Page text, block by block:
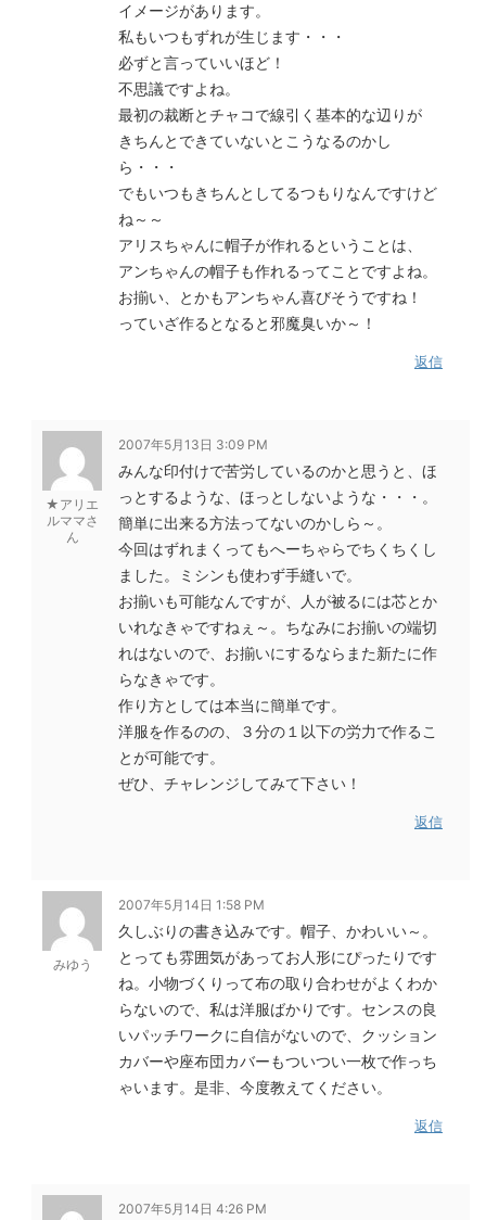
イメージがあります。
私もいつもずれが生じます・・・
必ずと言っていいほど！
不思議ですよね。
最初の裁断とチャコで線引く基本的な辺りが
きちんとできていないとこうなるのかし
ら・・・
でもいつもきちんとしてるつもりなんですけど
ね～～
アリスちゃんに帽子が作れるということは、
アンちゃんの帽子も作れるってことですよね。
お揃い、とかもアンちゃん喜びそうですね！
っていざ作るとなると邪魔臭いか～！
返信
★アリエ
ルママさ
ん
2007年5月13日 3:09 PM
みんな印付けで苦労しているのかと思うと、ほ
っとするような、ほっとしないような・・・。
簡単に出来る方法ってないのかしら～。
今回はずれまくってもへーちゃらでちくちくし
ました。ミシンも使わず手縫いで。
お揃いも可能なんですが、人が被るには芯とか
いれなきゃですねぇ～。ちなみにお揃いの端切
れはないので、お揃いにするならまた新たに作
らなきゃです。
作り方としては本当に簡単です。
洋服を作るのの、３分の１以下の労力で作るこ
とが可能です。
ぜひ、チャレンジしてみて下さい！
返信
みゆう
2007年5月14日 1:58 PM
久しぶりの書き込みです。帽子、かわいい～。
とっても雰囲気があってお人形にぴったりです
ね。小物づくりって布の取り合わせがよくわか
らないので、私は洋服ばかりです。センスの良
いパッチワークに自信がないので、クッション
カバーや座布団カバーもついつい一枚で作っち
ゃいます。是非、今度教えてください。
返信
2007年5月14日 4:26 PM